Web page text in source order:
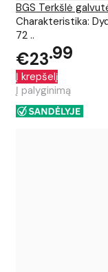
BGS Terkšlė
Charakteristika:
72 ..
€23 99
Į krepšelį
Į palyginimą